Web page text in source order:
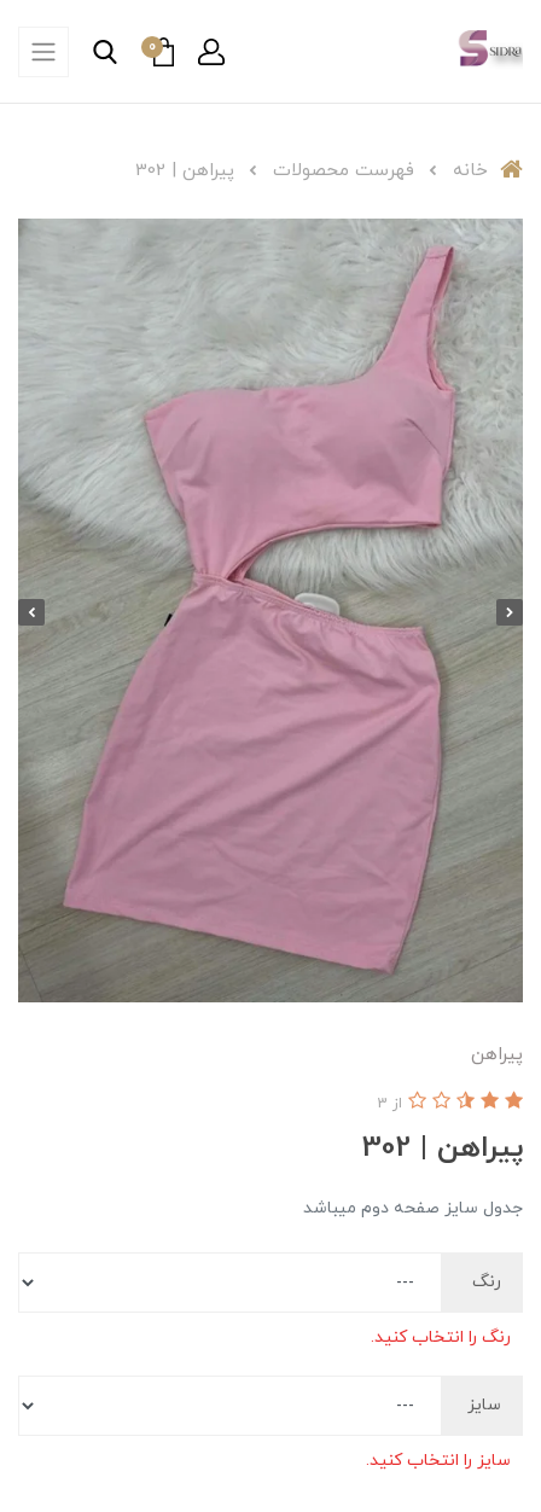
0
خانه فهرست محصولات پیراهن | 302
پیراهن
پیراهن | 302
از 3
جدول سایز صفحه دوم میباشد
رنگ
رنگ را انتخاب کنید.
سایز
سایز را انتخاب کنید.